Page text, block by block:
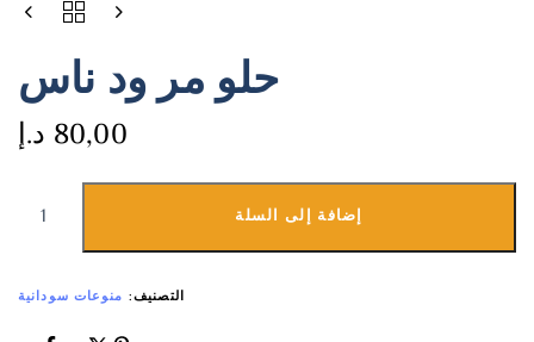
حلو مر ود ناس
80,00 د.إ
إضافة إلى السلة
التصنيف: منوعات سودانية